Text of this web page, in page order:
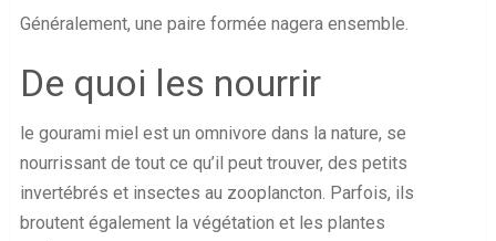
Généralement, une paire formée nagera ensemble.
De quoi les nourrir
le gourami miel est un omnivore dans la nature, se
nourrissant de tout ce qu’il peut trouver, des petits
invertébrés et insectes au zooplancton. Parfois, ils
broutent également la végétation et les plantes